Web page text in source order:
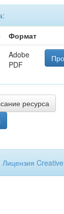
Формат
Adobe
PDF
ресурса
Лицензия